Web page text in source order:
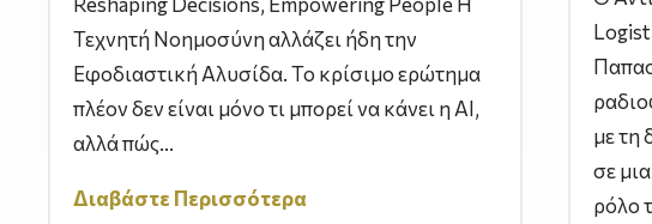
Τεχνητή Νοημοσύνη αλλάζει ήδη την
Εφοδιαστική Αλυσίδα. Το κρίσιμο ερώτημα
πλέον δεν είναι μόνο τι μπορεί να κάνει η AI,
αλλά πώς...
Διαβάστε Περισσότερα
με τη
σε
ρόλο